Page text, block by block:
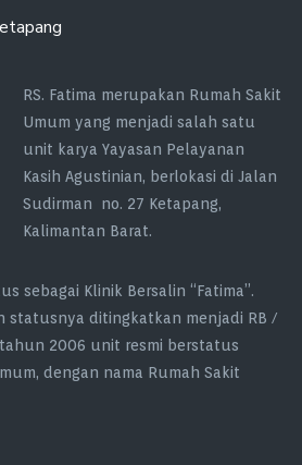
RS. Fatima merupakan Rumah Sakit
Umum yang menjadi salah satu
unit karya Yayasan Pelayanan
Kasih Agustinian, berlokasi di Jalan
Sudirman no. 27 Ketapang,
Kalimantan Barat.
sebagai Klinik Bersalin “Fatima”.
statusnya ditingkatkan menjadi RB /
2006 unit resmi berstatus
dengan nama Rumah Sakit